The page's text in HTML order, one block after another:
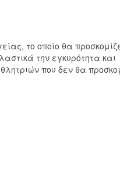
το οποίο θα
την εγκυρότητα και
που δεν θα